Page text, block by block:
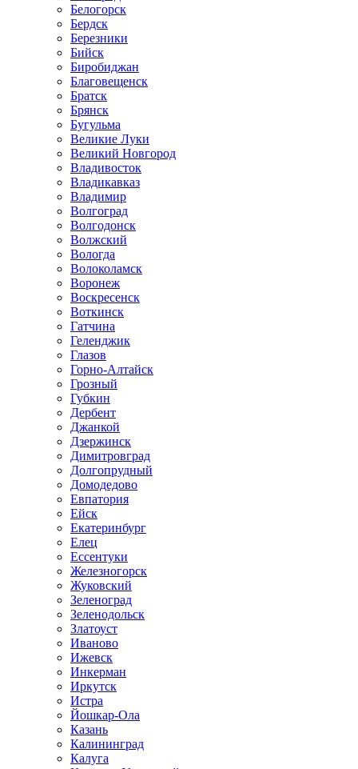
Белогорск
Бердск
Березники
Бийск
Биробиджан
Благовещенск
Братск
Брянск
Бугульма
Великие Луки
Великий Новгород
Владивосток
Владикавказ
Владимир
Волгоград
Волгодонск
Волжский
Вологда
Волоколамск
Воронеж
Воскресенск
Воткинск
Гатчина
Геленджик
Глазов
Горно-Алтайск
Грозный
Губкин
Дербент
Джанкой
Дзержинск
Димитровград
Долгопрудный
Домодедово
Евпатория
Ейск
Екатеринбург
Елец
Ессентуки
Железногорск
Жуковский
Зеленоград
Зеленодольск
Златоуст
Иваново
Ижевск
Инкерман
Иркутск
Истра
Йошкар-Ола
Казань
Калининград
Калуга